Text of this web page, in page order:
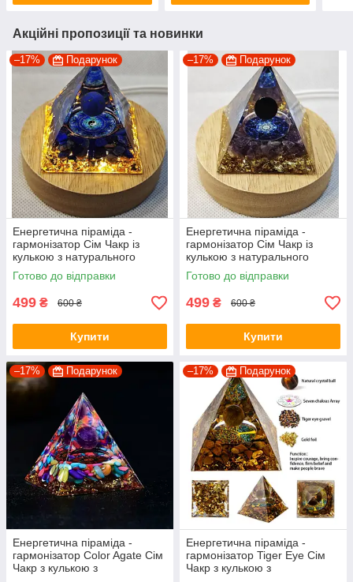
Акційні пропозиції та новинки
–17% Подарунок
Енергетична піраміда -
гармонізатор Сім Чакр із
кулькою з натурального
мінералу / Фен шуй
Готово до відправки
499 ₴ 600 ₴
Купити
–17% Подарунок
Енергетична піраміда -
гармонізатор Сім Чакр із
кулькою з натурального
мінералу / Фен шуй(01457)
Готово до відправки
499 ₴ 600 ₴
Купити
–17% Подарунок
Енергетична піраміда -
гармонізатор Color Agate Сім
Чакр з кулькою з
–17% Подарунок
Енергетична піраміда -
гармонізатор Tiger Eye Сім
Чакр з кулькою з